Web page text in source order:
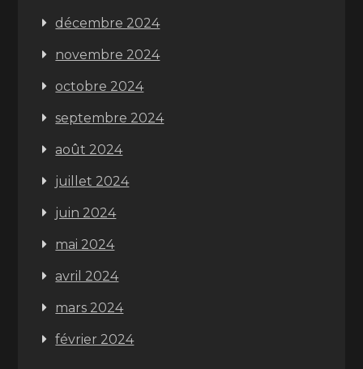
décembre 2024
novembre 2024
octobre 2024
septembre 2024
août 2024
juillet 2024
juin 2024
mai 2024
avril 2024
mars 2024
février 2024